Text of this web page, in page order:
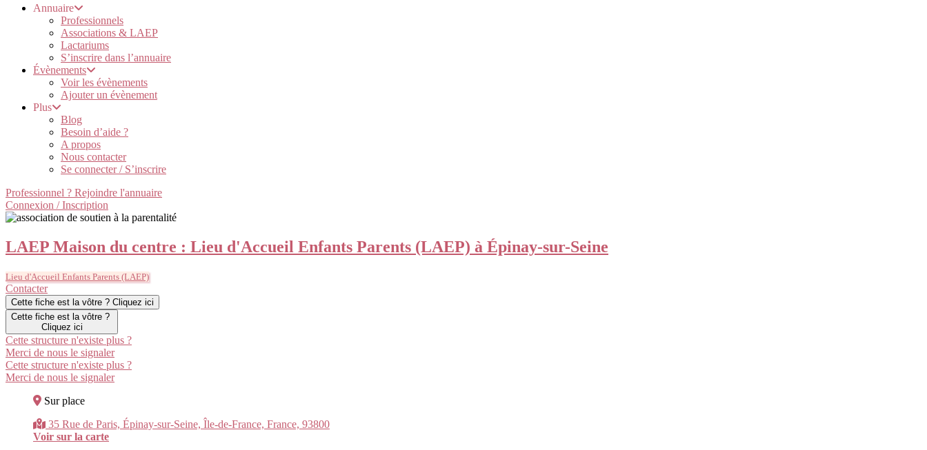
Annuaire
Professionnels
Associations & LAEP
Lactariums
S’inscrire dans l’annuaire
Évènements
Voir les évènements
Ajouter un évènement
Plus
Blog
Besoin d’aide ?
A propos
Nous contacter
Se connecter / S’inscrire
Professionnel ? Rejoindre l'annuaire
Connexion / Inscription
LAEP Maison du centre : Lieu d'Accueil Enfants Parents (LAEP) à Épinay-sur-Seine
Lieu d'Accueil Enfants Parents (LAEP)
Contacter
Cette fiche est la vôtre ? Cliquez ici
Cette fiche est la vôtre ?
Cliquez ici
Cette structure n'existe plus ?
Merci de nous le signaler
Cette structure n'existe plus ?
Merci de nous le signaler
Sur place
35 Rue de Paris, Épinay-sur-Seine, Île-de-France, France, 93800
Voir sur la carte